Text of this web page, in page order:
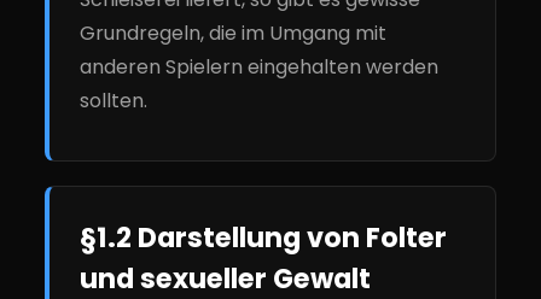
Grundregeln, die im Umgang mit
anderen Spielern eingehalten werden
sollten.
§1.2 Darstellung von Folter
und sexueller Gewalt